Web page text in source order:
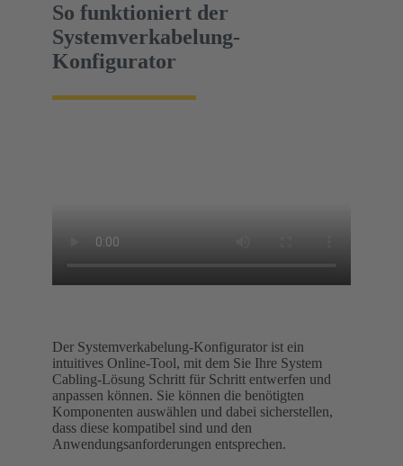
So funktioniert der
Systemverkabelung-
Konfigurator
Der Systemverkabelung-Konfigurator ist ein
intuitives Online-Tool, mit dem Sie Ihre System
Cabling-Lösung Schritt für Schritt entwerfen und
anpassen können. Sie können die benötigten
Komponenten auswählen und dabei sicherstellen,
dass diese kompatibel sind und den
Anwendungsanforderungen entsprechen.